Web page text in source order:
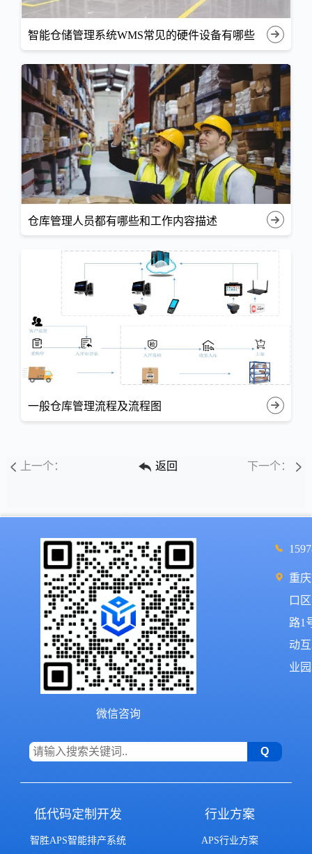
智能仓储管理系统WMS常见的硬件设备有哪些
仓库管理人员都有哪些和工作内容描述
一般仓库管理流程及流程图
上一个： 返回 下一个：
微信咨询
重
口
路1
动
业
低代码定制开发
智胜APS智能排产系统
行业方案
APS行业方案